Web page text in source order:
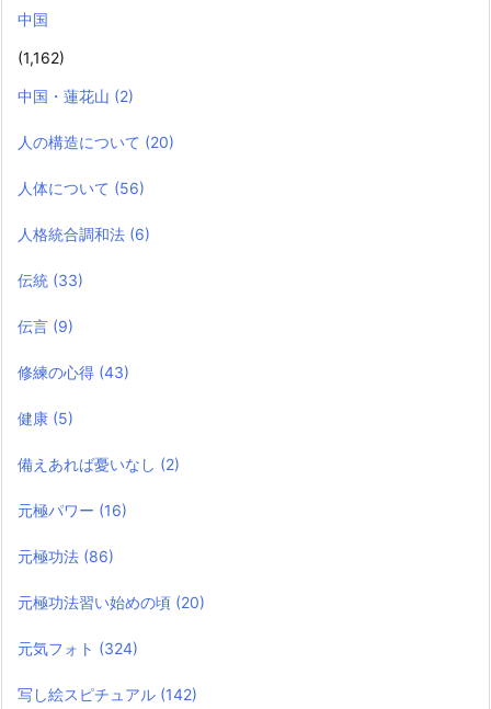
中国
(1,162)
中国・蓮花山 (2)
人の構造について (20)
人体について (56)
人格統合調和法 (6)
伝統 (33)
伝言 (9)
修練の心得 (43)
健康 (5)
備えあれば憂いなし (2)
元極パワー (16)
元極功法 (86)
元極功法習い始めの頃 (20)
元気フォト (324)
写し絵スピチュアル (142)